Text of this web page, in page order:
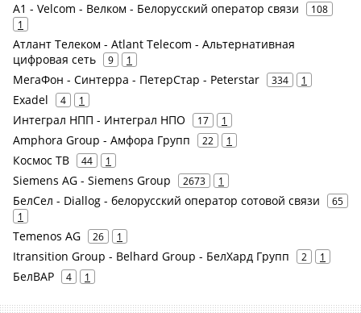
A1 - Velcom - Велком - Белорусский оператор связи
108
1
Атлант Телеком - Atlant Telecom - Альтернативная
цифровая сеть
9 1
МегаФон - Синтерра - ПетерСтар - Peterstar 334 1
Exadel 4 1
Интеграл НПП - Интеграл НПО 17 1
Amphora Group - Амфора Групп 22 1
Космос ТВ 44 1
Siemens AG - Siemens Group 2673 1
БелСел - Diallog - белорусский оператор сотовой связи
65
1
Temenos AG 26 1
Itransition Group - Belhard Group - БелХард Групп 2 1
БелВАР 4 1